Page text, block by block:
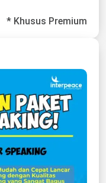
* Khusus Premium